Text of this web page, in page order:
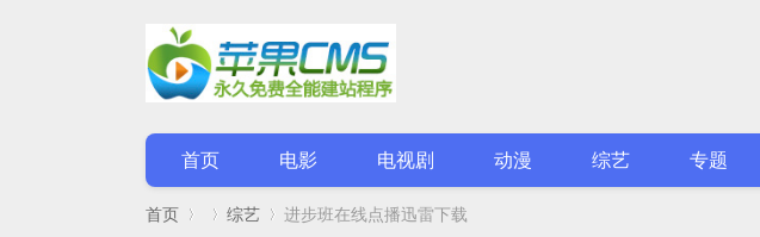
首页 电影 电视剧 动漫 综艺 专题
首页 综艺 进步班在线点播迅雷下载